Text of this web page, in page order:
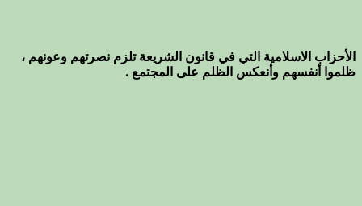
الأحزاب الاسلامية التي في قانون الشريعة تلزم نصرتهم وعونهم ،
ظلموا أنفسهم وأنعكس الظلم على المجتمع .